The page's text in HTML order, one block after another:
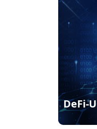
DeFi-U